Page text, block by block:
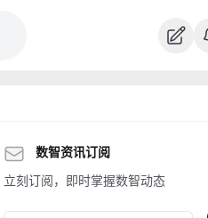
数智资讯订阅
立刻订阅，即时掌握数智动态